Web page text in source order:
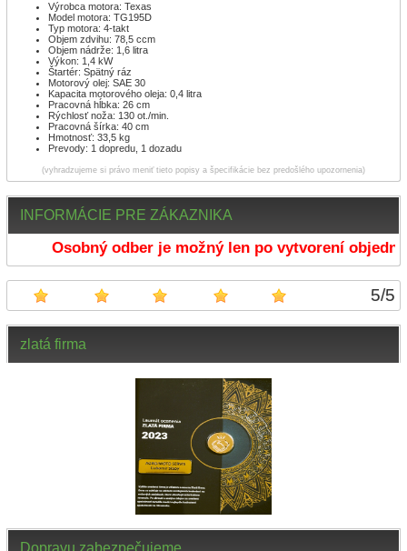
INFORMÁCIE PRE ZÁKAZNIKA
Osobný odber je možný len po vytvorení
5/5
zlatá firma
Dopravu zabezpečujeme
Výrobca motora: Texas
Model motora: TG195D
Typ motora: 4-takt
Objem zdvihu: 78,5 ccm
Objem nádrže: 1,6 litra
Výkon: 1,4 kW
Štartér: Spätný ráz
Motorový olej: SAE 30
Kapacita motorového oleja: 0,4 litra
Pracovná hĺbka: 26 cm
Rýchlosť noža: 130 ot./min.
Pracovná šírka: 40 cm
Hmotnosť: 33,5 kg
Prevody: 1 dopredu, 1 dozadu
(vyhradzujeme si právo meniť tieto popisy a špecifikácie bez predošlého upozornenia)